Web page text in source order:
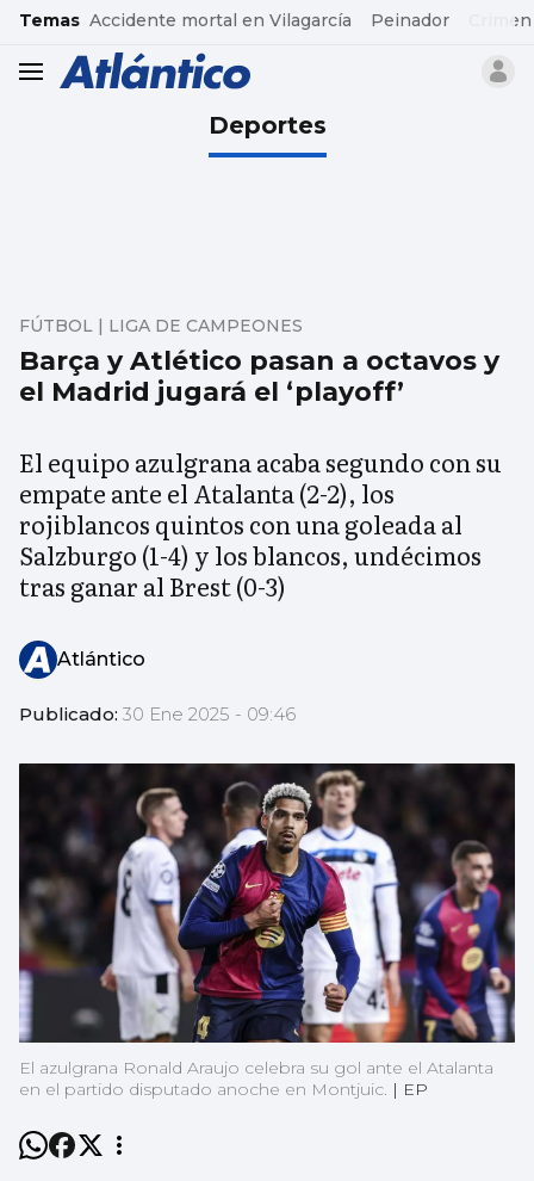
common.go-to-content
Temas Accidente mortal en Vilagarcía Peinador
header.menu.open
Deportes
Barça y Atlético pasan a octavos y
el Madrid jugará el ‘playoff’
FÚTBOL | LIGA DE CAMPEONES
El equipo azulgrana acaba segundo con su
empate ante el Atalanta (2-2), los
rojiblancos quintos con una goleada al
Salzburgo (1-4) y los blancos, undécimos
tras ganar al Brest (0-3)
Atlántico
Publicado: 30 Ene 2025 - 09:46
El azulgrana Ronald Araujo celebra su gol ante el Atalanta
en el partido disputado anoche en Montjuic. | EP